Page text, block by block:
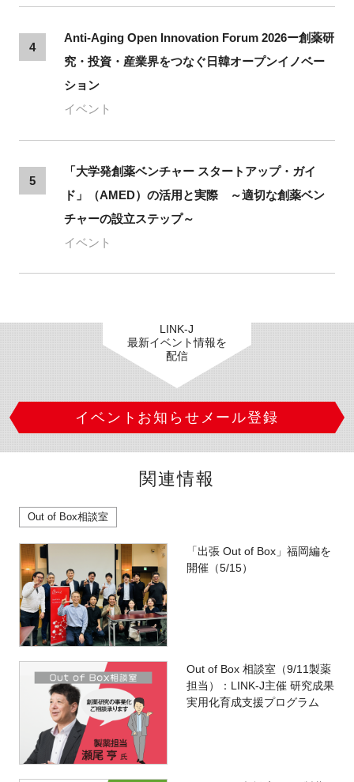
4
Anti-Aging Open Innovation Forum 2026ー創薬研
究・投資・産業界をつなぐ日韓オープンイノベー
ション
イベント
5
「大学発創薬ベンチャー スタートアップ・ガイ
ド」（AMED）の活用と実際 ～適切な創薬ベン
チャーの設立ステップ～
イベント
LINK-J
最新イベント情報を
配信
イベントお知らせメール登録
関連情報
Out of Box相談室
「出張 Out of Box」福岡編を
開催（5/15）
Out of Box 相談室（9/11製薬
担当）：LINK-J主催 研究成果
実用化育成支援プログラム